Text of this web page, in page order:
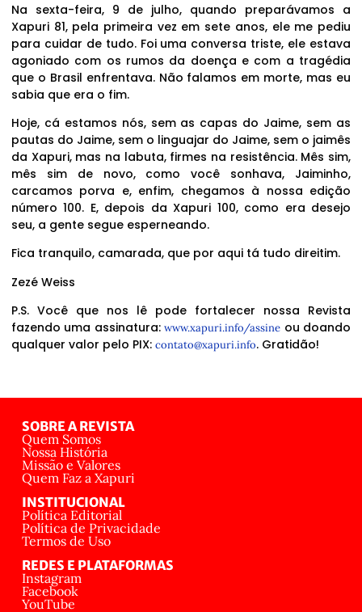
Na sexta-feira, 9 de julho, quando preparávamos a
Xapuri 81, pela primeira vez em sete anos, ele me pediu
para cuidar de tudo. Foi uma conversa triste, ele estava
agoniado com os rumos da doença e com a tragédia
que o Brasil enfrentava. Não falamos em morte, mas eu
sabia que era o fim.
Hoje, cá estamos nós, sem as capas do Jaime, sem as
pautas do Jaime, sem o linguajar do Jaime, sem o jaimês
da Xapuri, mas na labuta, firmes na resistência. Mês sim,
mês sim de novo, como você sonhava, Jaiminho,
carcamos porva e, enfim, chegamos à nossa edição
número 100. E, depois da Xapuri 100, como era desejo
seu, a gente segue esperneando.
Fica tranquilo, camarada, que por aqui tá tudo direitim.
Zezé Weiss
P.S. Você que nos lê pode fortalecer nossa Revista
fazendo uma assinatura:www.xapuri.info/assine ou doando
qualquer valor pelo PIX: contato@xapuri.info. Gratidão!
SOBRE A REVISTA
Quem Somos
Nossa História
Missão e Valores
Quem Faz a Xapuri
INSTITUCIONAL
Política Editorial
Política de Privacidade
Termos de Uso
REDES E PLATAFORMAS
Instagram
Facebook
YouTube